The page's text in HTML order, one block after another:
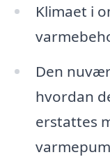
Klimaet i
Den
hvordan
erstattes